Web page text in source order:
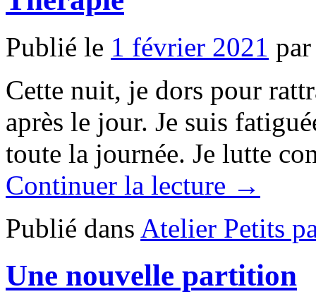
Publié le 1 février 2021 par
Cette nuit, je dors pour
après le jour. Je suis
toute la journée. Je lutte
Continuer la lecture →
Publié dans Atelier Petits
Une nouvelle partition